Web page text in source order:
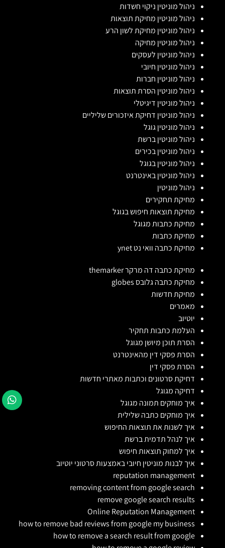
ניהול מוניטין ניקוי חשדות
ניהול מוניטין מחיקת תוצאות
ניהול מוניטין מחיקת לשון הרע
ניהול מוניטין מחיקה
ניהול מוניטין לעסקים
ניהול מוניטין חיובי
ניהול מוניטין חברות
ניהול מוניטין הסרת תוצאות
ניהול מוניטין דיגיטלי
ניהול מוניטין דחיקת איזכורים שליליים
ניהול מוניטין גוגל
ניהול מוניטין ברשת
ניהול מוניטין בכירים
ניהול מוניטין בגוגל
ניהול מוניטין באינטרנט
ניהול מוניטין
מחיקת תחקירים
מחיקת תוצאות חיפוש בגוגל
מחיקת כתבות מגוגל
מחיקת כתבות
מחיקת כתבה וואי נט ynet
מחיקת כתבה דה מרקר themarker
מחיקת כתבה גלובס globes
מחיקת חדשות
מאמרים
יוטיוב
העלמת כתבות תחקיר
הסרת תוכן מיושן מגוגל
הסרת פסקי דין מהאינטרנט
הסרת פסקי דין
דחיקת סרטונים וכתבות מאתרי חדשות
דחיקה מגוגל
איך מוחקים תמונה מגוגל
איך מוחקים כתבה שלילית
איך לשנות את תוצאות החיפוש
איך לנהל תדמית ברשת
איך למחוק תוצאות חיפוש
איך לבנות מוניטין חיובי באמצעות סרטוני יוטיוב
reputation management
removing content from google search
remove google search results
Online Reputation Management
how to remove bad reviews from google my business
how to remove a search result from google